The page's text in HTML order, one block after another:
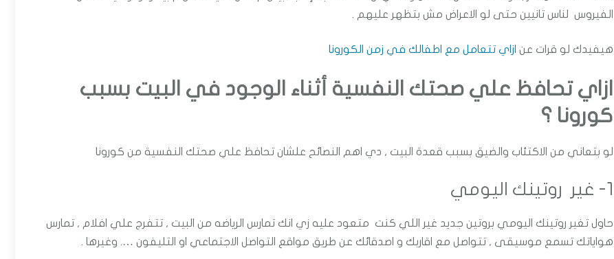
الفيروس لناس تانيين حتى لو الاعراض مش بتظهر عليهم .
هيفيدك لو قرات عن ازاي تتعامل مع اطفالك في زمن الكورونا
ازاي تحافظ علي صحتك النفسية أثناء الوجود في البيت بسبب
كورونا ؟
لو بتعاني من الاكتئاب والضيق بسبب قعدة البيت , دي اهم النصائح علشان تحافظ علي صحتك النفسية من كورونا
1- غير روتينك اليومي
حاول تغير روتينك اليومي بروتين جديد غير اللي كنت متعود عليه زي انك تمارس الرياضه من البيت , تتفرج علي افلام , تمارس
هواياتك تسمع موسيقى , تتواصل مع اقاربك و اصدقائك عن طريق مواقع التواصل الاجتماعي او التليفون …. وغيرها .